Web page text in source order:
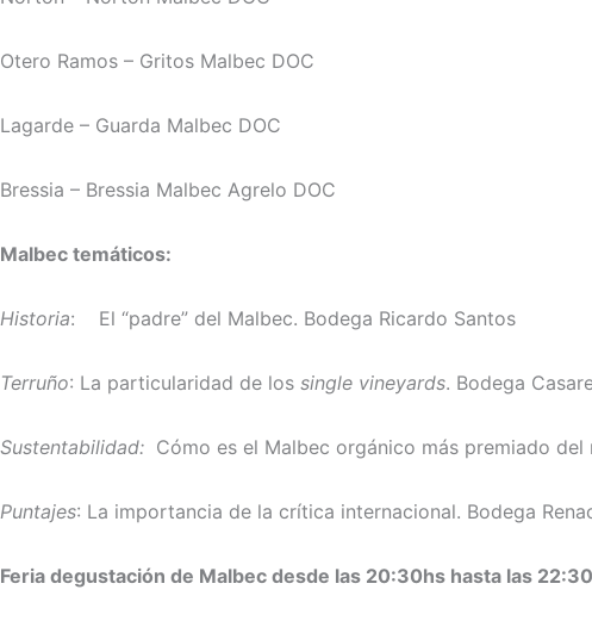
Otero Ramos – Gritos Malbec DOC
Lagarde – Guarda Malbec DOC
Bressia – Bressia Malbec Agrelo DOC
Malbec temáticos:
Historia: El “padre” del Malbec. Bodega Ricardo Santos
Terruño: La particularidad de los single vineyards. Bodega
Sustentabilidad: Cómo es el Malbec orgánico más premiado
Puntajes: La importancia de la crítica internacional. Bodega
Feria degustación de Malbec desde las 20:30hs hasta las